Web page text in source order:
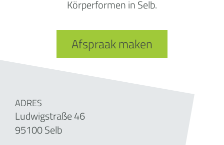
Körperformen in Selb.
Afspraak maken
ADRES
Ludwigstraße 46
95100 Selb